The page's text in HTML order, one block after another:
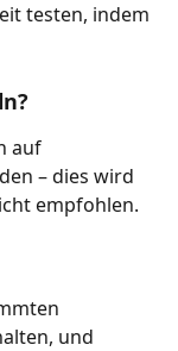
testen, indem
auf
– dies wird
empfohlen.
und